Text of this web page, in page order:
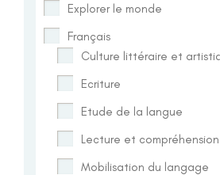
Explorer le monde
Français
Culture littéraire et
Ecriture
Etude de la langue
Lecture et
Mobilisation du langage